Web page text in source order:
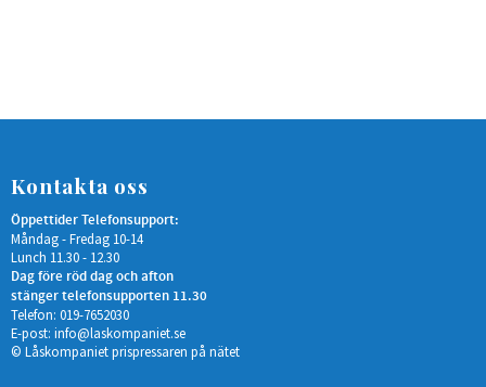
Kontakta oss
Öppettider Telefonsupport:
Måndag - Fredag 10-14
Lunch 11.30 - 12.30
Dag före röd dag och afton
stänger telefonsupporten 11.30
Telefon: 019-7652030
E-post: info@laskompaniet.se
© Låskompaniet prispressaren på nätet